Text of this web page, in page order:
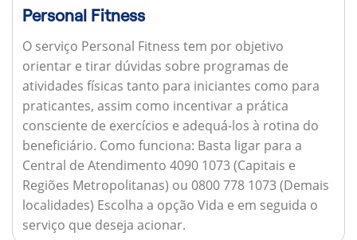
Personal Fitness
O serviço Personal Fitness tem por objetivo
orientar e tirar dúvidas sobre programas de
atividades físicas tanto para iniciantes como para
praticantes, assim como incentivar a prática
consciente de exercícios e adequá-los à rotina do
beneficiário. Como funciona: Basta ligar para a
Central de Atendimento 4090 1073 (Capitais e
Regiões Metropolitanas) ou 0800 778 1073 (Demais
localidades) Escolha a opção Vida e em seguida o
serviço que deseja acionar.